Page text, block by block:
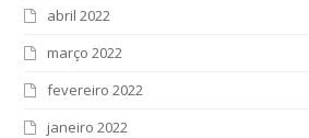
abril 2022
março 2022
fevereiro 2022
janeiro 2022